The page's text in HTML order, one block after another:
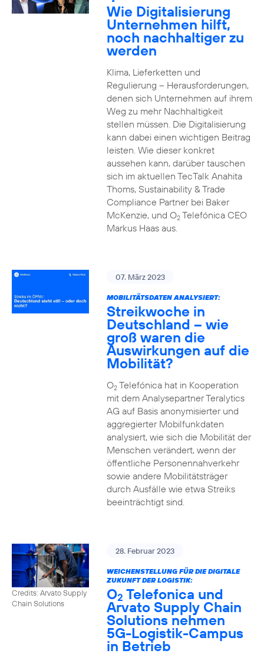
Wie Digitalisierung
Unternehmen hilft,
noch nachhaltiger zu
werden
Klima, Lieferketten und
Regulierung – Herausforderungen,
denen sich Unternehmen auf ihrem
Weg zu mehr Nachhaltigkeit
stellen müssen. Die Digitalisierung
kann dabei einen wichtigen Beitrag
leisten. Wie dieser konkret
aussehen kann, darüber tauschen
sich im aktuellen TecTalk Anahita
Thoms, Sustainability & Trade
Compliance Partner bei Baker
McKenzie, und O2Telefónica CEO
Markus Haas aus.
07. März 2023
MOBILITÄTSDATEN ANALYSIERT:
Streikwoche in
Deutschland – wie
groß waren die
Auswirkungen auf die
Mobilität?
O2Telefónica hat in Kooperation
mit dem Analysepartner Teralytics
AG auf Basis anonymisierter und
aggregierter Mobilfunkdaten
analysiert, wie sich die Mobilität der
Menschen verändert, wenn der
öffentliche Personennahverkehr
sowie andere Mobilitätsträger
durch Ausfälle wie etwa Streiks
beeinträchtigt sind.
Credits: Arvato Supply
Chain Solutions
28. Februar 2023
WEICHENSTELLUNG FÜR DIE DIGITALE
ZUKUNFT DER LOGISTIK:
O2 Telefonica und
Arvato Supply Chain
Solutions nehmen
5G-Logistik-Campus
in Betrieb